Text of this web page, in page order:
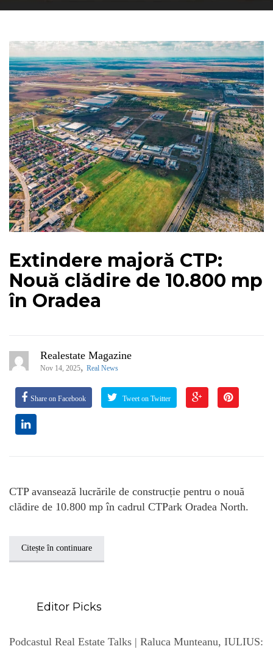
Extindere majoră CTP:
Nouă clădire de 10.800 mp
în Oradea
Realestate Magazine
Nov 14, 2025, Real News
Share on Facebook Tweet on Twitter
CTP avansează lucrările de construcție pentru o nouă
clădire de 10.800 mp în cadrul CTPark Oradea North.
Citește în continuare
Editor Picks
Podcastul Real Estate Talks | Raluca Munteanu, IULIUS: